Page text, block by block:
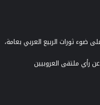
ضوء ثورات الربيع العربي بعامة،
عن رأي ملتقى العروبيين